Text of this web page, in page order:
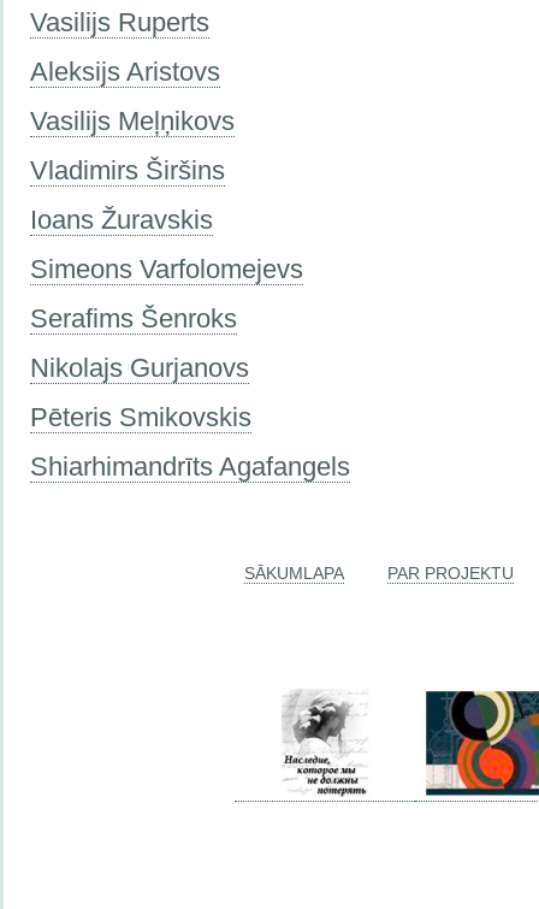
Vasilijs Ruperts
Aleksijs Aristovs
Vasilijs Meļņikovs
Vladimirs Širšins
Ioans Žuravskis
Simeons Varfolomejevs
Serafims Šenroks
Nikolajs Gurjanovs
Pēteris Smikovskis
Shiarhimandrīts Agafangels
SĀKUMLAPA PAR PROJEKTU